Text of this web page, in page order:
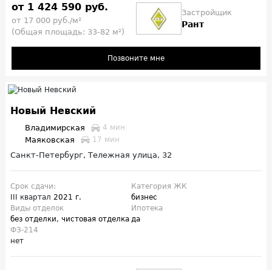
от 1 424 590 руб.
от 17 000 руб./м²
(Общая площадь: 33-82 м²)
Застройщик
Рант
Позвоните мне
Новый Невский
Владимирская 4 мин
Маяковская 17 мин
Санкт-Петербург, Тележная улица, 32
Срок сдачи:
III квартал 2021 г.
Категория ЖК
бизнес
Виды отделок
без отделки, чистовая отделка
Ипотека
да
ФЗ-214
нет